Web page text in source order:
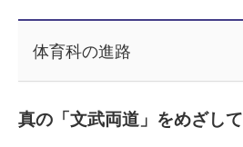
体育科の進路
真の「文武両道」をめざして